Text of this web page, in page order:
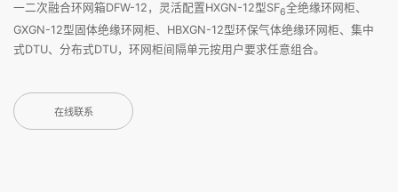
一二次融合环网箱DFW-12，灵活配置HXGN-12型SF6全绝缘环网柜、
GXGN-12型固体绝缘环网柜、HBXGN-12型环保气体绝缘环网柜、集中
式DTU、分布式DTU，环网柜间隔单元按用户要求任意组合。
在线联系